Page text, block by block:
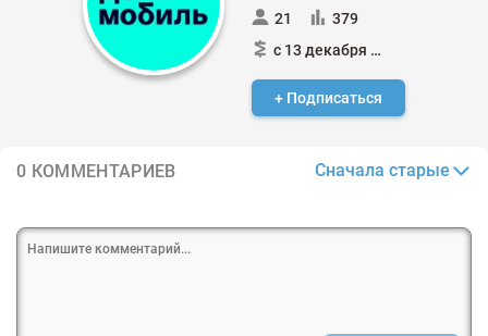
21
379
с 13 декабря 2023
+ Подписаться
0 КОММЕНТАРИЕВ Сначала старые